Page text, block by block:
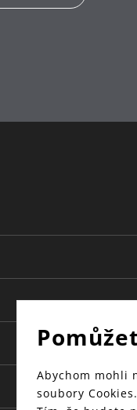
Abychom mohli
soubory Cookies.